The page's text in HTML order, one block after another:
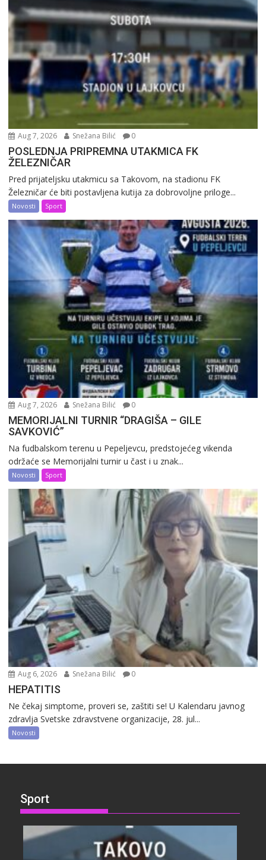
Aug 7, 2026 Snežana Bilić 0
POSLEDNJA PRIPREMNA UTAKMICA FK
ŽELEZNIČAR
Pred prijateljsku utakmicu sa Takovom, na stadionu FK
Železničar će biti postavljena kutija za dobrovoljne priloge...
Novosti Sport
Aug 7, 2026 Snežana Bilić 0
MEMORIJALNI TURNIR “DRAGIŠA – GILE
SAVKOVIĆ”
Na fudbalskom terenu u Pepeljevcu, predstojećeg vikenda
održaće se Memorijalni turnir u čast i u znak...
Novosti Sport
Aug 6, 2026 Snežana Bilić 0
HEPATITIS
Ne čekaj simptome, proveri se, zaštiti se! U Kalendaru javnog
zdravlja Svetske zdravstvene organizacije, 28. jul...
Novosti
Sport